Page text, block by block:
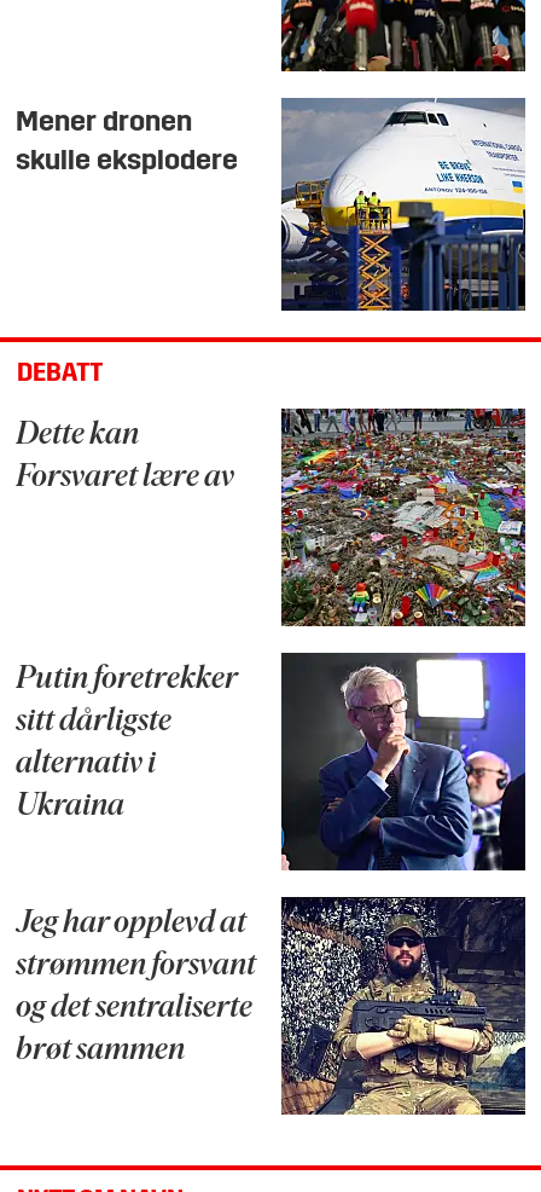
Mener dronen
skulle eksplodere
DEBATT
Dette kan
Forsvaret lære av
Putin foretrekker
sitt dårligste
alternativ i
Ukraina
Jeg har opplevd at
strømmen forsvant
og det sentraliserte
brøt sammen